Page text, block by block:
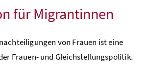
für Migrantinnen
von Frauen ist eine
Frauen- und Gleichstellungspolitik.